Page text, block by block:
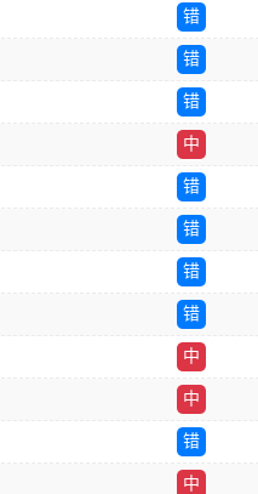
错
错
错
中
错
错
错
错
中
中
错
中